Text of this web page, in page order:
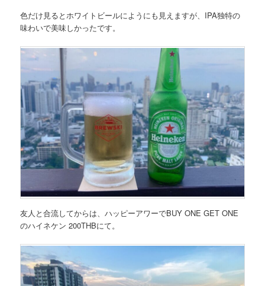
色だけ見るとホワイトビールにようにも見えますが、IPA独特の
味わいで美味しかったです。
友人と合流してからは、ハッピーアワーでBUY ONE GET ONE
のハイネケン 200THBにて。